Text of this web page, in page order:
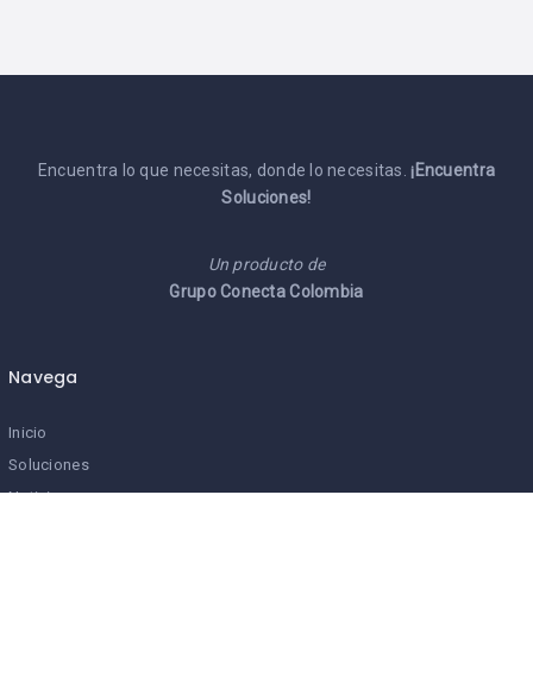
Encuentra lo que necesitas, donde lo necesitas.¡Encuentra
Soluciones!
Un producto de
Grupo Conecta Colombia
Navega
Inicio
Soluciones
Noticias